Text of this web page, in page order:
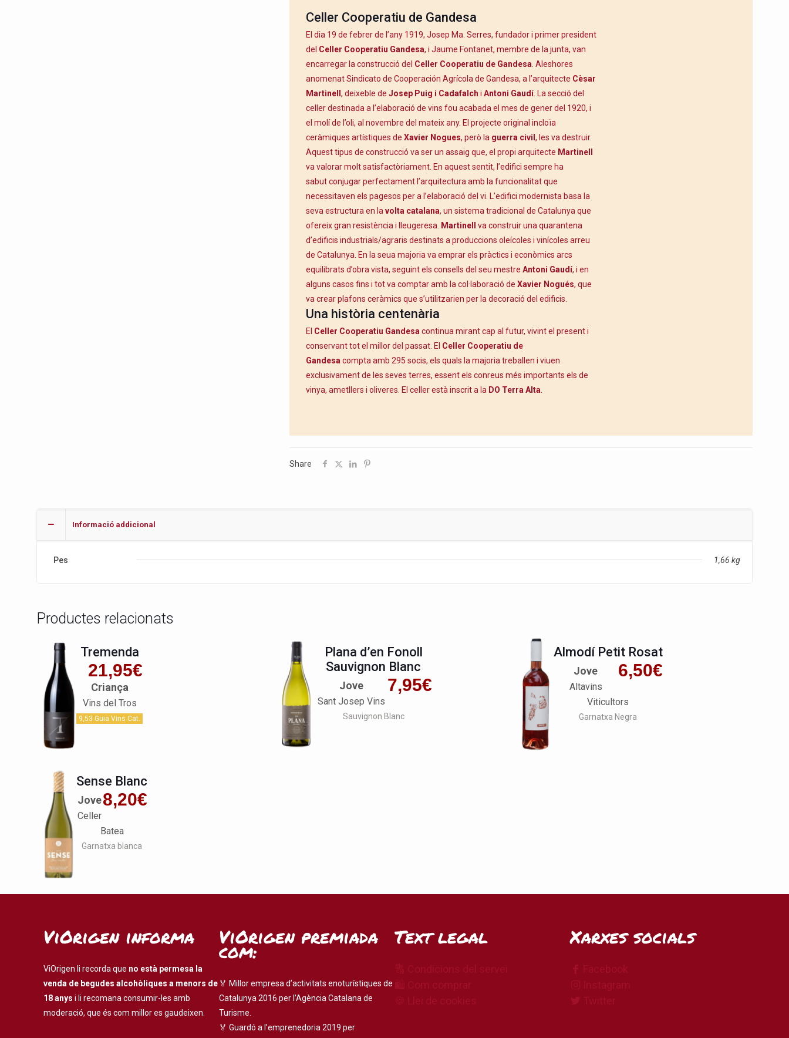
Celler Cooperatiu de Gandesa
El dia 19 de febrer de l’any 1919, Josep Ma. Serres, fundador i primer president
del Celler Cooperatiu Gandesa, i Jaume Fontanet, membre de la junta, van
encarregar la construcció del Celler Cooperatiu de Gandesa . Aleshores
anomenat Sindicato de Cooperación Agrícola de Gandesa, a l’arquitecte Cèsar
Martinell , deixeble de Josep Puig i Cadafalch i Antoni Gaudí. La secció del
celler destinada a l’elaboració de vins fou acabada el mes de gener del 1920, i
el molí de l’oli, al novembre del mateix any. El projecte original incloïa
ceràmiques artístiques de Xavier Nogues, però la guerra civil , les va destruir.
Aquest tipus de construcció va ser un assaig que, el propi arquitecte Martinell
va valorar molt satisfactòriament. En aquest sentit, l’edifici sempre ha
sabut conjugar perfectament l’arquitectura amb la funcionalitat que
necessitaven els pagesos per a l’elaboració del vi. L’edifici modernista basa la
seva estructura en la volta catalana, un sistema tradicional de Catalunya que
ofereix gran resistència i lleugeresa.
Martinell
va construir una quarantena
d’edificis industrials/agraris destinats a produccions oleícoles i vinícoles arreu
de Catalunya. En la seua majoria va emprar els pràctics i econòmics arcs
equilibrats d’obra vista, seguint els consells del seu mestre Antoni Gaudí, i en
alguns casos fins i tot va comptar amb la col·laboració de Xavier Nogués, que
va crear plafons ceràmics que s’utilitzarien per la decoració del edificis.
Una història centenària
El Celler Cooperatiu Gandesa continua mirant cap al futur, vivint el present i
conservant tot el millor del passat. El Celler Cooperatiu de
Gandesa compta amb 295 socis, els quals la majoria treballen i viuen
exclusivament de les seves terres, essent els conreus més importants els de
vinya, ametllers i oliveres. El celler està inscrit a la DO Terra Alta
Share
Informació addicional
Pes 1,66 kg
Productes relacionats
Tremenda
21,95€
Criança
Vins del Tros
9,53 Guia Vins Cat.
Plana d’en Fonoll
Sauvignon Blanc
7,95€
Jove
Sant Josep Vins
Sauvignon Blanc
Almodí Petit Rosat
6,50€
Jove
Altavins
Viticultors
Garnatxa Negra
Sense Blanc
8,20€
Jove
Celler
Batea
Garnatxa blanca
ViOrigen informa
ViOrigen li recorda que no està permesa la
venda de begudes alcohòliques a menors de
18 anys i li recomana consumir-les amb
moderació, que és com millor es gaudeixen.
ViOrigen premiada
com:
🏅 Millor empresa d’activitats enoturístiques de
Catalunya 2016 per l’Agència Catalana de
Turisme.
🏅 Guardó a l’emprenedoria 2019 per
Text legal Xarxes socials